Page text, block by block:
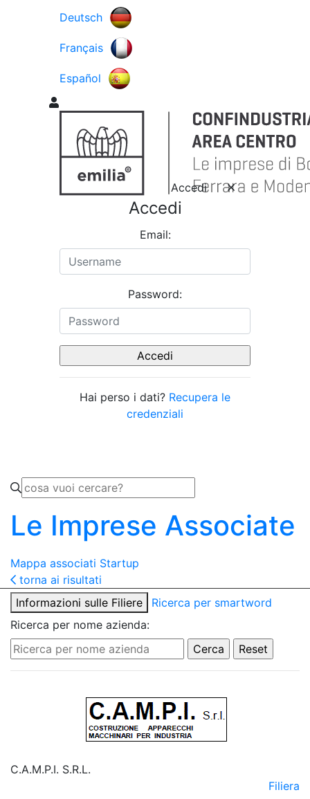
Deutsch
Français
Español
Accedi
Accedi
Email:
Password:
Hai perso i dati? Recupera le
credenziali
Le Imprese Associate
Mappa associati Startup
torna ai risultati
Informazioni sulle Filiere
Ricerca per smartword
Ricerca per nome azienda:
C.A.M.P.I. S.R.L.
Filiera